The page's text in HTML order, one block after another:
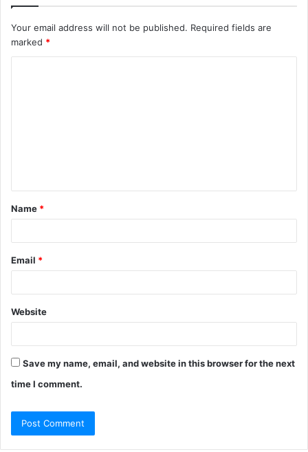
Your email address will not be published. Required fields are
marked *
t
*
Name *
Email *
Website
Save my name, email, and website in this browser for the next
time I comment.